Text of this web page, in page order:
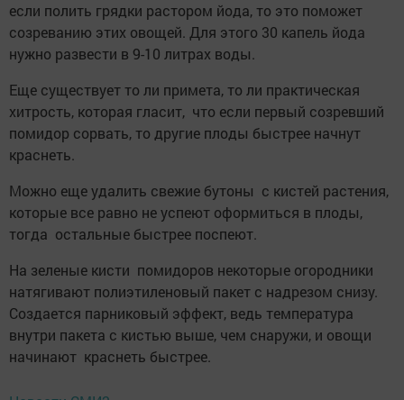
если полить грядки растором йода, то это поможет
созреванию этих овощей. Для этого 30 капель йода
нужно развести в 9-10 литрах воды.
Еще существует то ли примета, то ли практическая
хитрость, которая гласит, что если первый созревший
помидор сорвать, то другие плоды быстрее начнут
краснеть.
Можно еще удалить свежие бутоны с кистей растения,
которые все равно не успеют оформиться в плоды,
тогда остальные быстрее поспеют.
На зеленые кисти помидоров некоторые огородники
натягивают полиэтиленовый пакет с надрезом снизу.
Создается парниковый эффект, ведь температура
внутри пакета с кистью выше, чем снаружи, и овощи
начинают краснеть быстрее.